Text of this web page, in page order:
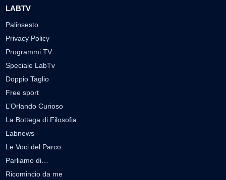
LABTV
Palinsesto
Privacy Policy
Programmi TV
Speciale LabTv
Doppio Taglio
Free sport
L’Orlando Curioso
La Bottega di Filosofia
Labnews
Le Voci del Parco
Parliamo di…
Ricomincio da me